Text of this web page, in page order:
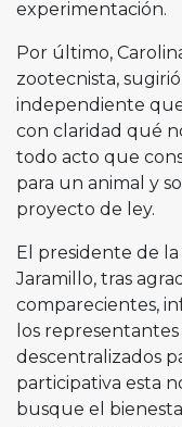
experimentación.
Por último,
zootecnista,
independiente
con claridad qué
todo acto que
para un animal y
proyecto de ley.
El presidente de la
Jaramillo, tras
comparecientes,
los
descentralizados
participativa esta
busque el